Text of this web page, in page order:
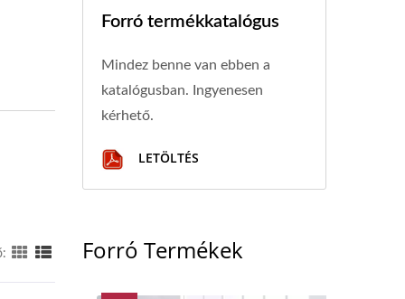
Forró termékkatalógus
Mindez benne van ebben a
katalógusban. Ingyenesen
kérhető.
LETÖLTÉS
Forró Termékek